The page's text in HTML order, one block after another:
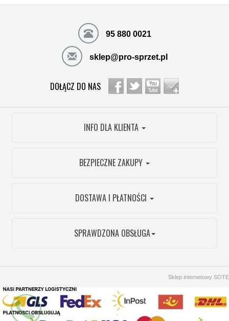
95 880 0021
sklep@pro-sprzet.pl
DOŁĄCZ DO NAS
INFO DLA KLIENTA
BEZPIECZNE ZAKUPY
DOSTAWA I PŁATNOŚCI
SPRAWDZONA OBSŁUGA
Sklep internetowy SOTE